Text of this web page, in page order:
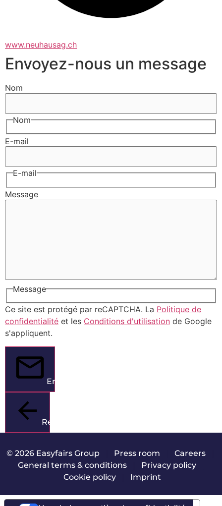
www.neuhausag.ch
Envoyez-nous un message
Nom
Nom
E-mail
E-mail
Message
Message
Ce site est protégé par reCAPTCHA. La Politique de
confidentialité et les Conditions d'utilisation de Google
s'appliquent.
Envoyer
Retour
© 2026 Easyfairs Group| Press room Careers|
General terms & conditions| Privacy policy|
Cookie policy| Imprint